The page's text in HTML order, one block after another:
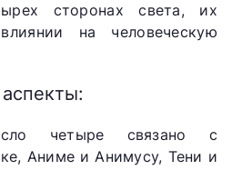
сторонах света, их
на человеческую
четыре связано с
Аниме и Анимусу, Тени и